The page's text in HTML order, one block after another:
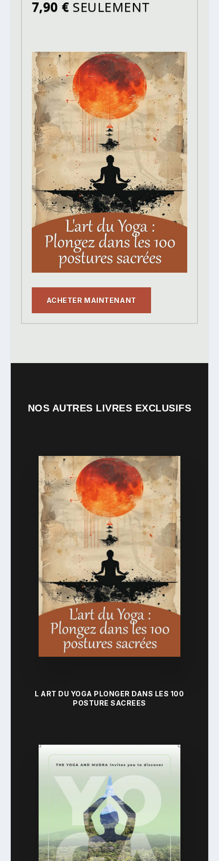
7,90 € SEULEMENT
ACHETER MAINTENANT
NOS AUTRES LIVRES EXCLUSIFS
L ART DU YOGA PLONGER DANS LES 100
POSTURE SACREES